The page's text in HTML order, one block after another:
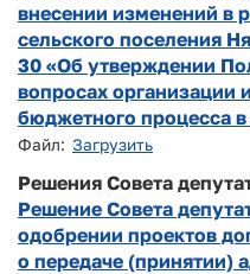
внесении изменений в
сельского поселения
30 «Об утверждении
вопросах организации
бюджетного процесса
Файл: Загрузить
Решения Совета
Решение Совета
одобрении проектов
о передаче (принятии)